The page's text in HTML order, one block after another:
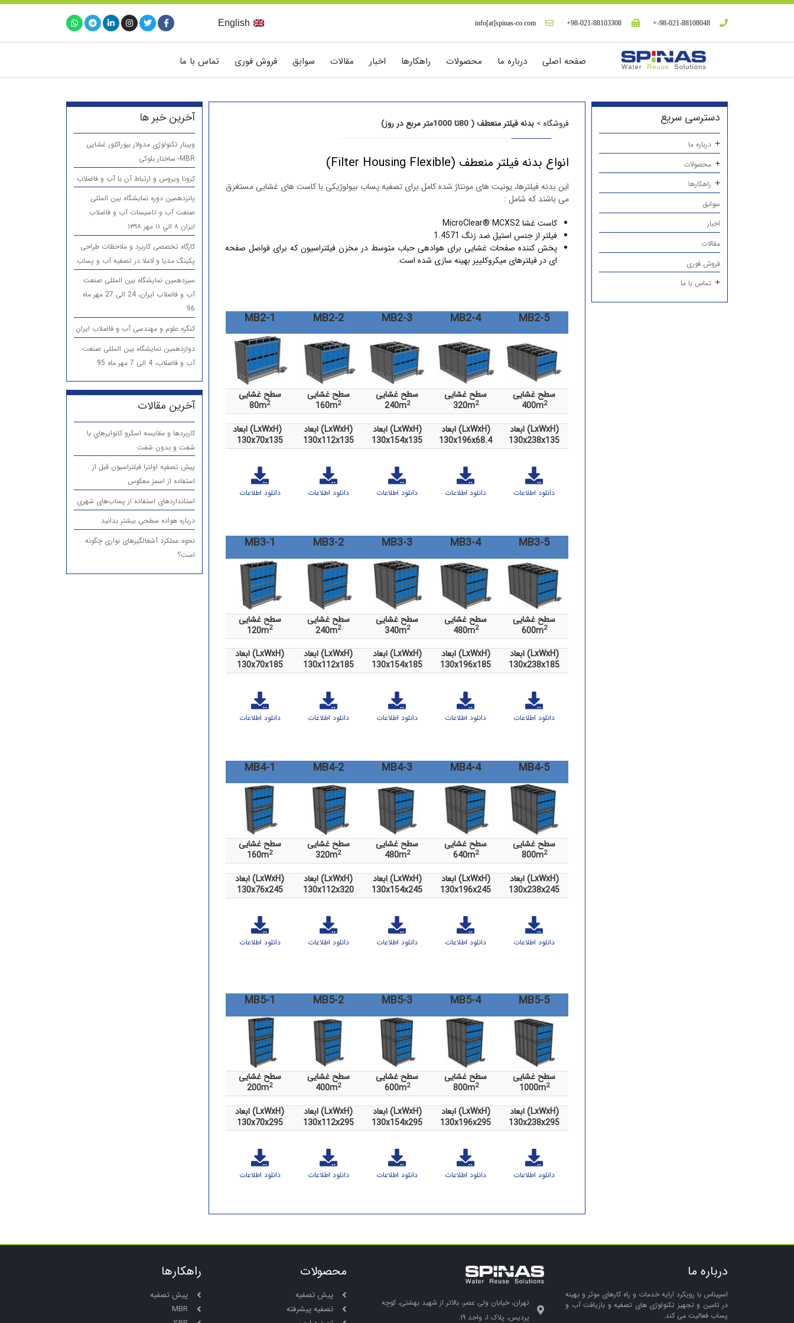
98-021-88108048-+
98-021-88103308+
info[at]spinas-co.com
English
صفحه اصلی درباره ما محصولات راهکارها اخبار مقالات سوابق فروش فوری تماس با ما
دسترسی سریع
درباره ما
محصولات
راهکارها
سوابق
اخبار
مقالات
فروش فوری
تماس با ما
فروشگاه> بدنه فیلتر منعطف ( 80تا 1000متر مربع در روز)
انواع بدنه فیلتر منعطف (Filter Housing Flexible)
این بدنه فیلترها، یونیت های مونتاژ شده کامل برای تصفیه پساب بیولوژیکی با کاست های غشایی مستغرق
می باشند که شامل :
کاست غشا MicroClear® MCXS2
فیلتر از جنس استیل ضد زنگ 1.4571
پخش کننده صفحات غشایی برای هوادهی حباب متوسط در مخزن فیلتراسیون که برای فواصل صفحه
ای در فیلترهای میکروکلییر بهینه سازی شده است.
MB2-5
سطح غشایی
400m2
ابعاد (LxWxH)
130x238x135
دانلود اطلاعات
MB2-4
سطح غشایی
320m2
ابعاد (LxWxH)
130x196x68.4
دانلود اطلاعات
MB2-3
سطح غشایی
240m2
ابعاد (LxWxH)
130x154x135
دانلود اطلاعات
MB2-2
سطح غشایی
160m2
ابعاد (LxWxH)
130x112x135
دانلود اطلاعات
MB2-1
سطح غشایی
80m2
ابعاد (LxWxH)
130x70x135
دانلود اطلاعات
MB3-5
سطح غشایی
600m2
ابعاد (LxWxH)
130x238x185
دانلود اطلاعات
MB3-4
سطح غشایی
480m2
ابعاد (LxWxH)
130x196x185
دانلود اطلاعات
MB3-3
سطح غشایی
340m2
ابعاد (LxWxH)
130x154x185
دانلود اطلاعات
MB3-2
سطح غشایی
240m2
ابعاد (LxWxH)
130x112x185
دانلود اطلاعات
MB3-1
سطح غشایی
120m2
ابعاد (LxWxH)
130x70x185
دانلود اطلاعات
MB4-5
سطح غشایی
800m2
ابعاد (LxWxH)
130x238x245
دانلود اطلاعات
MB4-4
سطح غشایی
640m2
ابعاد (LxWxH)
130x196x245
دانلود اطلاعات
MB4-3
سطح غشایی
480m2
ابعاد (LxWxH)
130x154x245
دانلود اطلاعات
MB4-2
سطح غشایی
320m2
ابعاد (LxWxH)
130x112x320
دانلود اطلاعات
MB4-1
سطح غشایی
160m2
ابعاد (LxWxH)
130x76x245
دانلود اطلاعات
MB5-5
سطح غشایی
1000m2
ابعاد (LxWxH)
130x238x295
دانلود اطلاعات
MB5-4
سطح غشایی
800m2
ابعاد (LxWxH)
130x196x295
دانلود اطلاعات
MB5-3
سطح غشایی
600m2
ابعاد (LxWxH)
130x154x295
دانلود اطلاعات
MB5-2
سطح غشایی
400m2
ابعاد (LxWxH)
130x112x295
دانلود اطلاعات
MB5-1
سطح غشایی
200m2
ابعاد (LxWxH)
130x70x295
دانلود اطلاعات
آخرین خبر ها
وبینار تکنولوژی مدولار بیوراکتور غشایی
MBR- ساختار بلوکی
کرونا ویروس و ارتباط آن با آب و فاضلاب
پانزدهمين دوره نمایشگاه بین المللی
صنعت آب و تاسیسات آب و فاضلاب
ایران ۸ الي ۱۱ مهر ۱۳۹۸
کارگاه تخصصی کاربرد و ملاحظات طراحی
پکینگ مدیا و لاملا در تصفیه آب و پساب
سیزدهمین نمایشگاه بین المللی صنعت
آب و فاضلاب ایران، 24 الی 27 مهر ماه
96
کنگره علوم و مهندسی آب و فاضلاب ایران
دوازدهمین نمایشگاه بین المللی صنعت
آب و فاضلاب، 4 الی 7 مهر ماه 95
آخرین مقالات
كاربردها و مقایسه اسكرو كانوايرهاي با
شفت و بدون شفت
پیش تصفیه اولترا فیلتراسیون قبل از
استفاده از اسمز معکوس
استانداردهای استفاده از پساب‌های شهری
درباره هواده سطحی بیشتر بدانید
نحوه عملکرد آشغالگیرهای نواری چگونه
است؟
درباره ما
اسپیناس با رویکرد ارایه خدمات و راه کارهای موثر و بهینه
در تامین و تجهیز تکنولوژی های تصفیه و بازیافت آب و
پساب فعالیت می کند.
تهران، خیابان ولی عصر، بالاتر از شهید بهشتی، کوچه
پردیس، پلاک 1، واحد 19.
محصولات
پیش تصفیه
تصفیه پیشرفته
راهکارها
پیش تصفیه
MBR